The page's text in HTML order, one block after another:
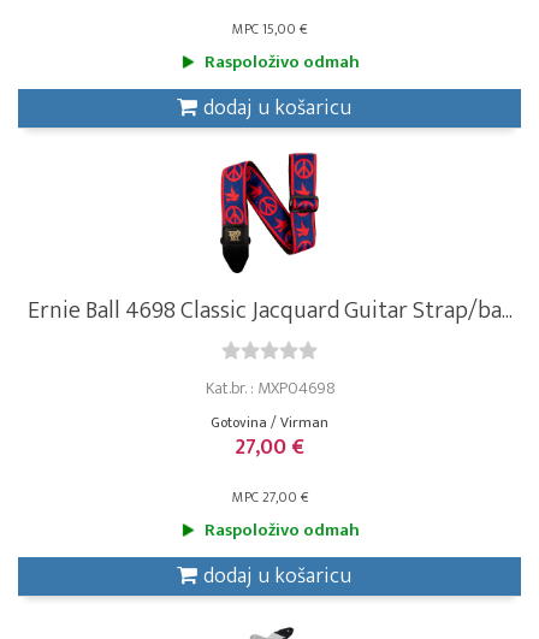
MPC 15,00 €
Raspoloživo odmah
dodaj u košaricu
Ernie Ball 4698 Classic Jacquard Guitar Strap/ba...
Kat.br. : MXP04698
Gotovina / Virman
27,00 €
MPC 27,00 €
Raspoloživo odmah
dodaj u košaricu